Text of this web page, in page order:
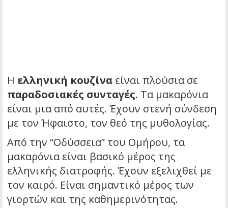
Η ελληνική κουζίνα είναι πλούσια σε
παραδοσιακές συνταγές. Τα μακαρόνια
είναι μια από αυτές. Έχουν στενή σύνδεση
με τον Ήφαιστο, τον θεό της μυθολογίας.
Από την “Οδύσσεια” του Ομήρου, τα
μακαρόνια είναι βασικό μέρος της
ελληνικής διατροφής. Έχουν εξελιχθεί με
τον καιρό. Είναι σημαντικό μέρος των
γιορτών και της καθημερινότητας.